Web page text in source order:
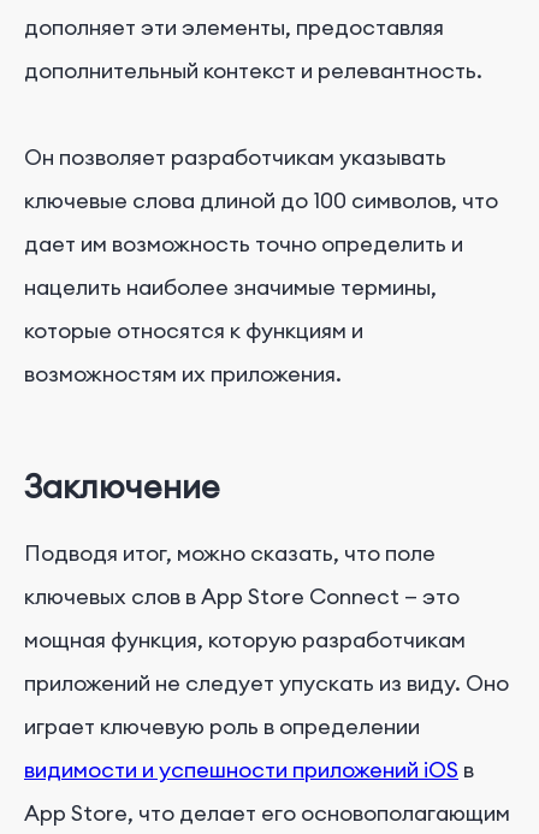
дополняет эти элементы, предоставляя
дополнительный контекст и релевантность.
Он позволяет разработчикам указывать
ключевые слова длиной до 100 символов, что
дает им возможность точно определить и
нацелить наиболее значимые термины,
которые относятся к функциям и
возможностям их приложения.
Заключение
Подводя итог, можно сказать, что поле
ключевых слов в App Store Connect — это
мощная функция, которую разработчикам
приложений не следует упускать из виду. Оно
играет ключевую роль в определении
видимости и успешности приложений iOS в
App Store, что делает его основополагающим